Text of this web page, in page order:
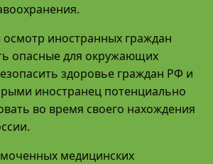
иностранных граждан
опасные для окружающих
здоровье граждан РФ и
иностранец потенциально
во время своего нахождения
медицинских